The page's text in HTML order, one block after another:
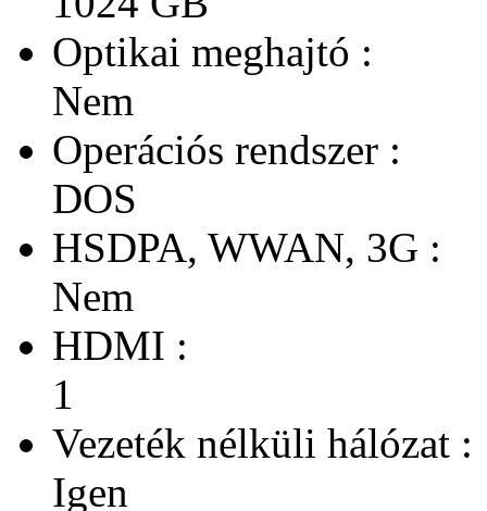
Optikai meghajtó :
Nem
Operációs rendszer :
DOS
HSDPA, WWAN, 3G :
Nem
HDMI :
1
Vezeték nélküli hálózat :
Igen